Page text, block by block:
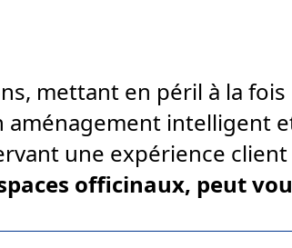
mettant en péril à la fois
aménagement intelligent
une expérience
officinaux, peut